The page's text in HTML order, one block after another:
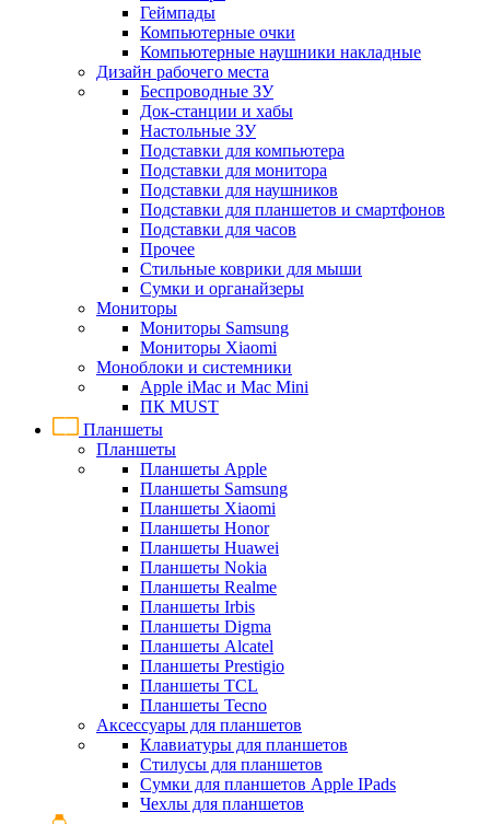
Геймпады
Компьютерные очки
Компьютерные наушники накладные
Дизайн рабочего места
Беспроводные ЗУ
Док-станции и хабы
Настольные ЗУ
Подставки для компьютера
Подставки для монитора
Подставки для наушников
Подставки для планшетов и смартфонов
Подставки для часов
Прочее
Стильные коврики для мыши
Сумки и органайзеры
Мониторы
Мониторы Samsung
Мониторы Xiaomi
Моноблоки и системники
Apple iMac и Mac Mini
ПК MUST
Планшеты
Планшеты
Планшеты Apple
Планшеты Samsung
Планшеты Xiaomi
Планшеты Honor
Планшеты Huawei
Планшеты Nokia
Планшеты Realme
Планшеты Irbis
Планшеты Digma
Планшеты Alcatel
Планшеты Prestigio
Планшеты TCL
Планшеты Tecno
Аксессуары для планшетов
Клавиатуры для планшетов
Стилусы для планшетов
Сумки для планшетов Apple IPads
Чехлы для планшетов